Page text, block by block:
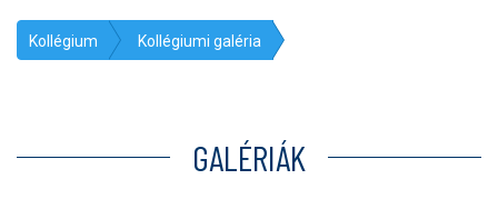
Kollégium Kollégiumi galéria
GALÉRIÁK